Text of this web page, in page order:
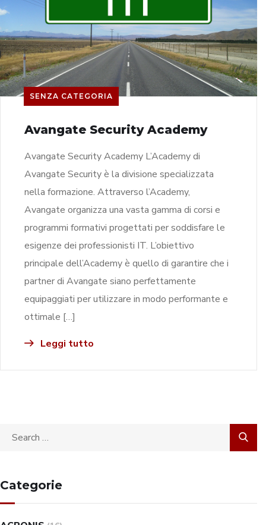
SENZA CATEGORIA
Avangate Security Academy
Avangate Security Academy L’Academy di
Avangate Security è la divisione specializzata
nella formazione. Attraverso l’Academy,
Avangate organizza una vasta gamma di corsi e
programmi formativi progettati per soddisfare le
esigenze dei professionisti IT. L’obiettivo
principale dell’Academy è quello di garantire che i
partner di Avangate siano perfettamente
equipaggiati per utilizzare in modo performante e
ottimale […]
Leggi tutto
Categorie